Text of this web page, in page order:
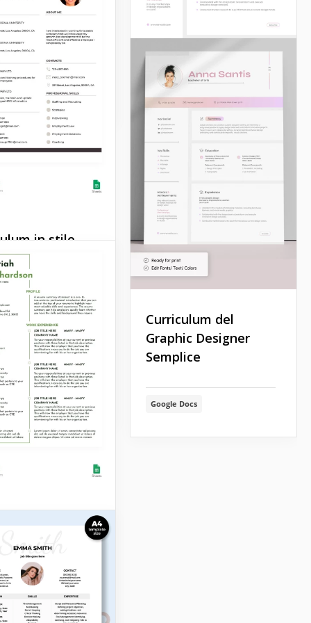
Developer è
qualsiasi
tradizionale e
in stile
questo Modello di
in Stile Grigio
di essere in
i requisiti di
potenziale datore
Curriculum
modello di
geometrico
è un esempio di
Curriculum del
Graphic Designer
Semplice
Google Docs